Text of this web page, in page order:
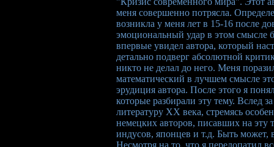
меня совершенно потрясла.
возникла у меня лет в 15-16 после
эмоциональный удар в этом смысле
впервые увидел автора, который
детально подверг абсолютной
никто не делал до него. Меня
математический в лучшем смысле
эрудиция автора. После этого я
которые разбирали эту тему. Вслед
литературу XX века, стремясь
немецких авторов, писавших на эту
индусов, японцев и т.д. Быть может,
Несмотря на то, что я перелопатил